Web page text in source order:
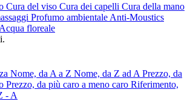
Cura del viso Cura dei capelli Cura della mano
Profumo ambientale Anti-Moustics
Acqua floreale
Nome, da A a Z Nome, da Z ad A Prezzo, da
Prezzo, da più caro a meno caro Riferimento,
- A